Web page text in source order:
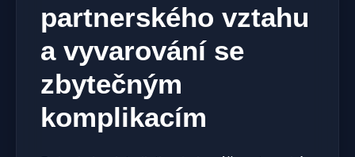
partnerského vztahu
a vyvarování se
zbytečným
komplikacím